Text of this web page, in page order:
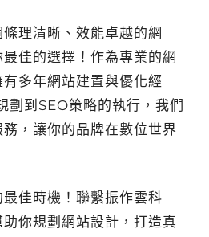
理清晰、效能卓越的網
佳的選擇！作為專業的網
多年網站建置與優化經
到SEO策略的執行，我們
，讓你的品牌在數位世界
佳時機！聯繫振作雲科
你規劃網站設計，打造真